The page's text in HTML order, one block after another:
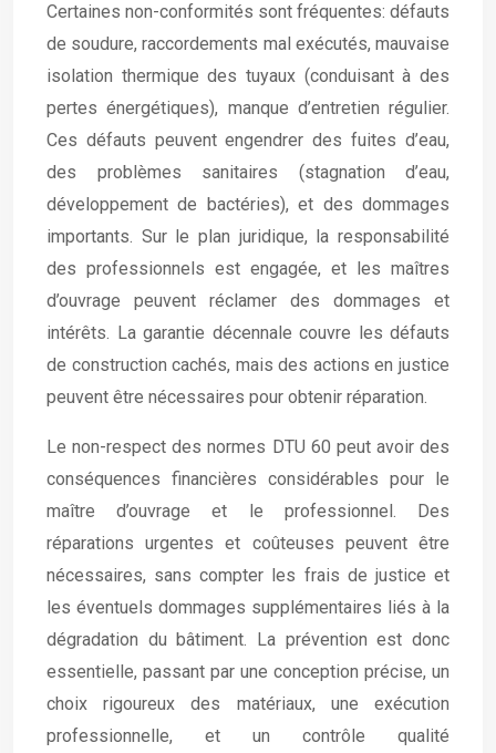
Certaines non-conformités sont fréquentes: défauts
de soudure, raccordements mal exécutés, mauvaise
isolation thermique des tuyaux (conduisant à des
pertes énergétiques), manque d’entretien régulier.
Ces défauts peuvent engendrer des fuites d’eau,
des problèmes sanitaires (stagnation d’eau,
développement de bactéries), et des dommages
importants. Sur le plan juridique, la responsabilité
des professionnels est engagée, et les maîtres
d’ouvrage peuvent réclamer des dommages et
intérêts. La garantie décennale couvre les défauts
de construction cachés, mais des actions en justice
peuvent être nécessaires pour obtenir réparation.
Le non-respect des normes DTU 60 peut avoir des
conséquences financières considérables pour le
maître d’ouvrage et le professionnel. Des
réparations urgentes et coûteuses peuvent être
nécessaires, sans compter les frais de justice et
les éventuels dommages supplémentaires liés à la
dégradation du bâtiment. La prévention est donc
essentielle, passant par une conception précise, un
choix rigoureux des matériaux, une exécution
professionnelle, et un contrôle qualité